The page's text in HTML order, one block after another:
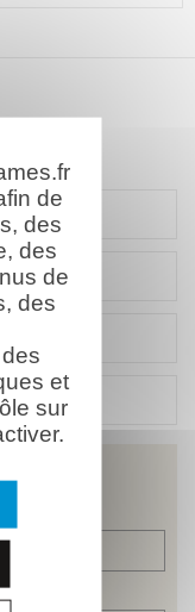
de
des
des
de
des
et
sur